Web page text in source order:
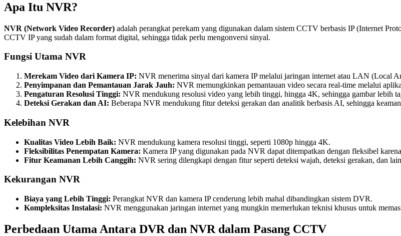
Apa Itu NVR?
NVR (Network Video Recorder) adalah perangkat perekam yang digunakan dalam sistem CCTV berbasis IP (Internet
CCTV IP yang sudah dalam format digital, sehingga tidak perlu mengonversi sinyal.
Fungsi Utama NVR
Merekam Video dari Kamera IP: NVR menerima sinyal dari kamera IP melalui jaringan internet atau LAN (Local
Penyimpanan dan Pemantauan Jarak Jauh: NVR memungkinkan pemantauan video secara real-time melalui
Pengaturan Resolusi Tinggi: NVR mendukung resolusi video yang lebih tinggi, hingga 4K, sehingga gambar lebih
Deteksi Gerakan dan AI: Beberapa NVR mendukung fitur deteksi gerakan dan analitik berbasis AI, sehingga
Kelebihan NVR
Kualitas Video Lebih Baik: NVR mendukung kamera resolusi tinggi, seperti 1080p hingga 4K.
Fleksibilitas Penempatan Kamera: Kamera IP yang digunakan pada NVR dapat ditempatkan dengan fleksibel
Fitur Keamanan Lebih Canggih: NVR sering dilengkapi dengan fitur seperti deteksi wajah, deteksi gerakan, dan
Kekurangan NVR
Biaya yang Lebih Tinggi: Perangkat NVR dan kamera IP cenderung lebih mahal dibandingkan sistem DVR.
Kompleksitas Instalasi: NVR menggunakan jaringan internet yang mungkin memerlukan teknisi khusus untuk
Perbedaan Utama Antara DVR dan NVR dalam Pasang CCTV